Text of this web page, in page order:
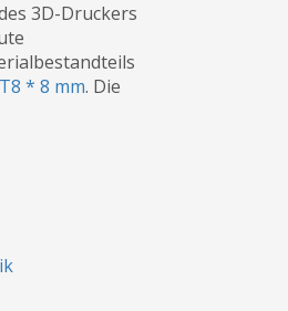
3D-Druckers
* 8 mm. Die